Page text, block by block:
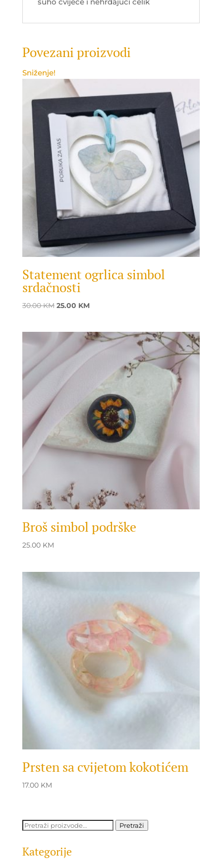
suho cvijeće i nehrđajući čelik
Povezani proizvodi
Sniženje!
Statement ogrlica simbol
srdačnosti
30.00KM Original
30.00 KM.
25.00 KMCurrent
25.00 KM.
Broš simbol podrške
25.00 KM
Prsten sa cvijetom kokotićem
17.00 KM
Pretraži: Pretraži
Kategorije